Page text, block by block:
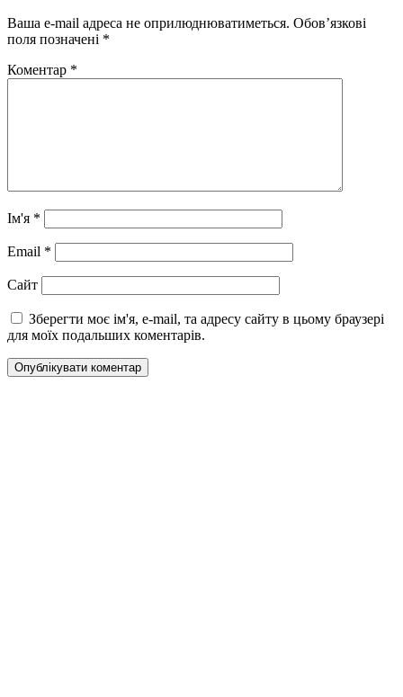
Ваша e-mail адреса не оприлюднюватиметься. Обов’язкові
поля позначені *
Коментар *
Ім'я *
Email *
Сайт
Зберегти моє ім'я, e-mail, та адресу сайту в цьому браузері
для моїх подальших коментарів.